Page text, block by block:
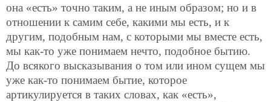
она «есть» точно таким, а не иным образом; но и в
отношении к самим себе, какими мы есть, и к
другим, подобным нам, с которыми мы вместе есть,
мы как-то уже понимаем нечто, подобное бытию.
До всякого высказывания о том или ином сущем мы
уже как-то понимаем бытие, которое
артикулируется в таких словах, как «есть»,